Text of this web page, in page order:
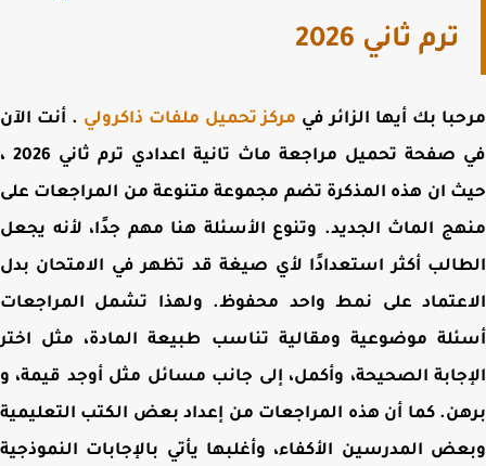
ترم ثاني 2026
بك أيها الزائر فيمركز تحميل ملفات ذاكرولي. أنت الآن
صفحة
تحميل مراجعة ماث تانية اعدادي ترم ثاني 2026 ،
ان هذه المذكرة تضم مجموعة متنوعة من المراجعات على
الماث الجديد. وتنوع الأسئلة هنا مهم جدًا، لأنه يجعل
أكثر استعدادًا لأي صيغة قد تظهر في الامتحان بدل
على نمط واحد محفوظ. ولهذا تشمل المراجعات
موضوعية ومقالية تناسب طبيعة المادة، مثل اختر
الصحيحة، وأكمل، إلى جانب مسائل مثل أوجد قيمة، و
كما أن هذه المراجعات من إعداد بعض الكتب التعليمية
المدرسين الأكفاء، وأغلبها يأتي بالإجابات النموذجية